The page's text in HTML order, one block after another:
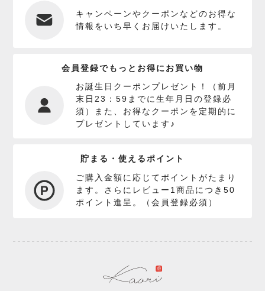
キャンペーンやクーポンなどのお得な
情報をいち早くお届けいたします。
会員登録でもっとお得にお買い物
お誕生日クーポンプレゼント！（前月
末日23：59までに生年月日の登録必
須）また、お得なクーポンを定期的に
プレゼントしています♪
貯まる・使えるポイント
ご購入金額に応じてポイントがたまり
ます。さらにレビュー1商品につき50
ポイント進呈。（会員登録必須）